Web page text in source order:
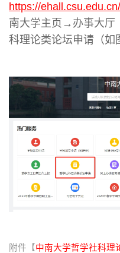
https://
南大学主页→办事大厅
科理论类论坛申请（如
附件【中南大学哲学社科理